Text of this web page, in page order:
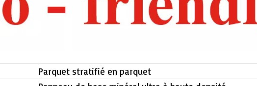
Parquet stratifié en parquet